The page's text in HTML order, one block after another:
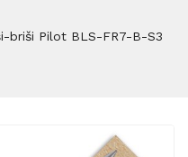
briši Pilot BLS-FR7-B-S3